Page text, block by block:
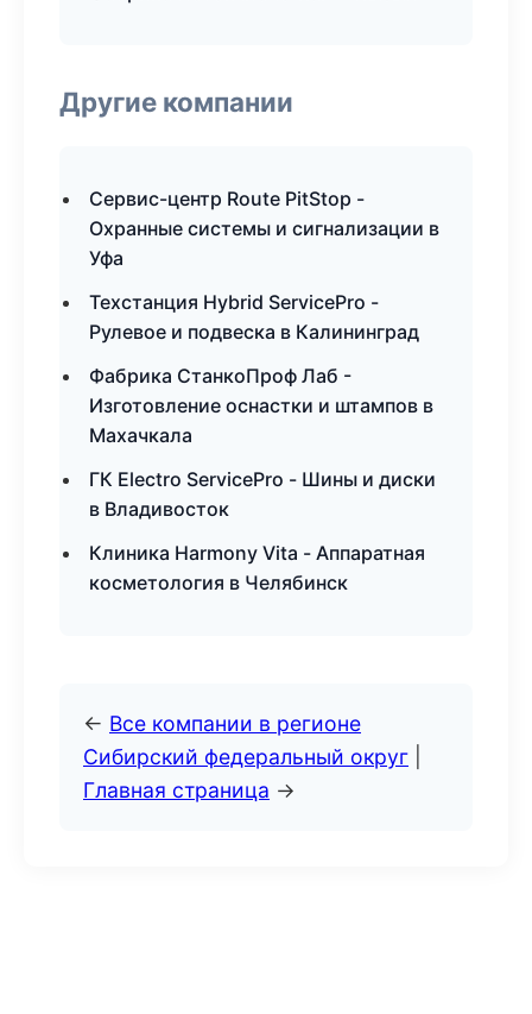
Другие компании
Сервис-центр Route PitStop -
Охранные системы и сигнализации в
Уфа
Техстанция Hybrid ServicePro -
Рулевое и подвеска в Калининград
Фабрика СтанкоПроф Лаб -
Изготовление оснастки и штампов в
Махачкала
ГК Electro ServicePro - Шины и диски
в Владивосток
Клиника Harmony Vita - Аппаратная
косметология в Челябинск
← Все компании в регионе
Сибирский федеральный округ
Главная страница →